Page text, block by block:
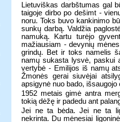
Lietuviškas darbštumas gal
taigoje dirbo po dešimt -
noru. Toks buvo kankinimo
sunkų darbą. Valdžia
namuką. Kartu turėjo
mažiausiam - devynių
grindų. Bet ir toks namelis
namų sukasta lysvė, paskui
vertybė - Emilijos iš namų
Žmonės gerai siuvėjai
apsigynė nuo bado, išsaugojo
1952 metais gimė antra
tokią dėžę ir padedu ant
Jei ne ta bėda. Jei ne ta
nekrinta. Du mėnesiai